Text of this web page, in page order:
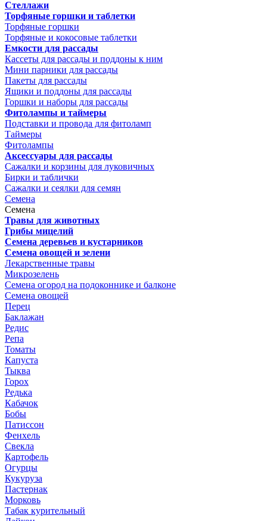
Стеллажи
Торфяные горшки и таблетки
Торфяные горшки
Торфяные и кокосовые таблетки
Емкости для рассады
Кассеты для рассады и поддоны к ним
Мини парники для рассады
Пакеты для рассады
Ящики и поддоны для рассады
Горшки и наборы для рассады
Фитолампы и таймеры
Подставки и провода для фитоламп
Таймеры
Фитолампы
Аксессуары для рассады
Сажалки и корзины для луковичных
Бирки и таблички
Сажалки и сеялки для семян
Семена
Семена
Травы для животных
Грибы мицелий
Семена деревьев и кустарников
Семена овощей и зелени
Лекарственные травы
Микрозелень
Семена огород на подоконнике и балконе
Семена овощей
Перец
Баклажан
Редис
Репа
Томаты
Капуста
Тыква
Горох
Редька
Кабачок
Бобы
Патиссон
Фенхель
Свекла
Картофель
Огурцы
Кукуруза
Пастернак
Морковь
Табак курительный